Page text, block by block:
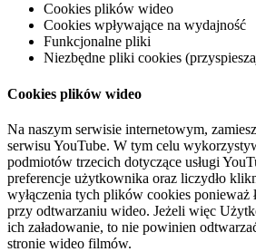
Cookies plików wideo
Cookies wpływające na wydajność
Funkcjonalne pliki
Niezbędne pliki cookies
Cookies plików wideo
Na naszym serwisie internetowym,
serwisu YouTube. W tym celu
podmiotów trzecich dotyczące usługi
preferencje użytkownika oraz liczydło
wyłączenia tych plików cookies ponieważ
przy odtwarzaniu wideo. Jeżeli więc
ich załadowanie, to nie powinien
stronie wideo filmów.